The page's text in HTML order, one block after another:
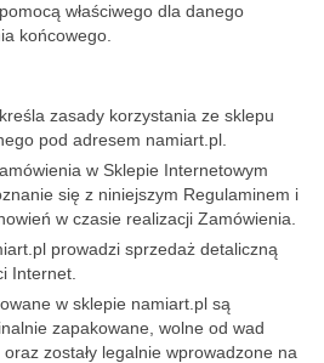
właściwego dla danego
końcowego.
zasady korzystania ze sklepu
pod adresem namiart.pl.
w Sklepie Internetowym
się z niniejszym Regulaminem i
w czasie realizacji Zamówienia.
prowadzi sprzedaż detaliczną
Internet.
w sklepie namiart.pl są
zapakowane, wolne od wad
zostały legalnie wprowadzone na